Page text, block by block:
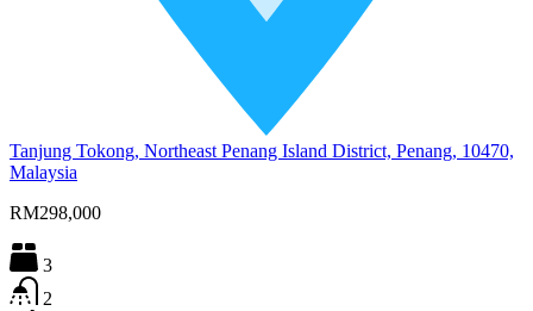
Tanjung Tokong, Northeast Penang Island District, Penang, 10470,
Malaysia
RM298,000
3
2